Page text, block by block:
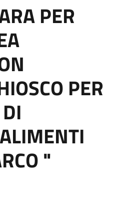
PER
PER
"